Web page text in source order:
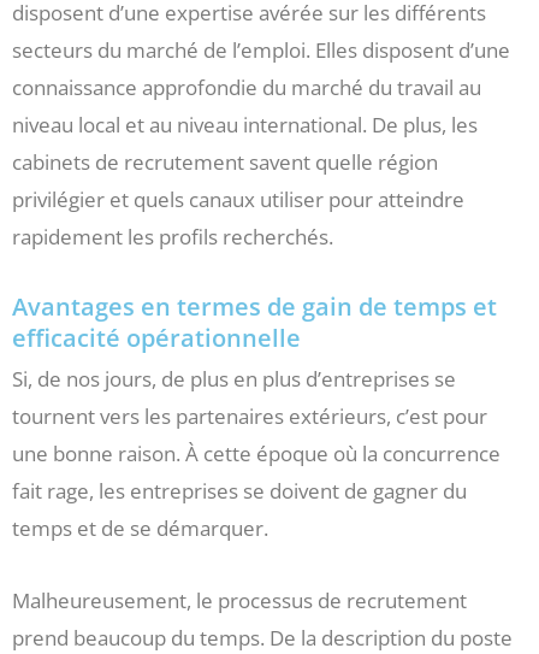
disposent d’une expertise avérée sur les différents
secteurs du marché de l’emploi. Elles disposent d’une
connaissance approfondie du marché du travail au
niveau local et au niveau international. De plus, les
cabinets de recrutement savent quelle région
privilégier et quels canaux utiliser pour atteindre
rapidement les profils recherchés.
Avantages en termes de gain de temps et
efficacité opérationnelle
Si, de nos jours, de plus en plus d’entreprises se
tournent vers les partenaires extérieurs, c’est pour
une bonne raison. À cette époque où la concurrence
fait rage, les entreprises se doivent de gagner du
temps et de se démarquer.
Malheureusement, le processus de recrutement
prend beaucoup du temps. De la description du poste